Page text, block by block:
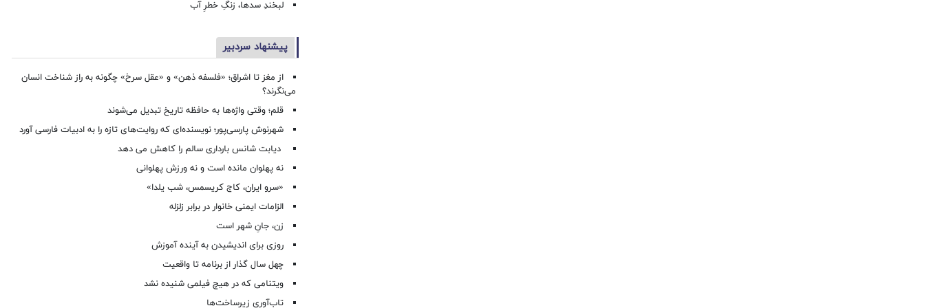
لبخندِ سدها، زنگِ خطرِ آب
پیشنهاد سردبیر
از مغز تا اشراق؛ «فلسفه ذهن» و «عقل سرخ» چگونه به راز شناخت انسان
می‌نگرند؟
قلم؛ وقتی واژه‌ها به حافظه تاریخ تبدیل می‌شوند
شهرنوش پارسی‌پور؛ نویسنده‌ای که روایت‌های تازه را به ادبیات فارسی آورد
دیابت شانس بارداری سالم را کاهش می دهد
نه پهلوان مانده است و نه ورزش پهلوانی
«سرو ایران، کاج کریسمس، شب یلدا»
الزامات ایمنی خانوار در برابر زلزله
زن، جانِ شهر است
روزی برای اندیشیدن به آینده آموزش
چهل سال گذار از برنامه تا واقعیت
ویتنامی که در هیچ فیلمی شنیده نشد
تاب‌آوری زیرساخت‌ها